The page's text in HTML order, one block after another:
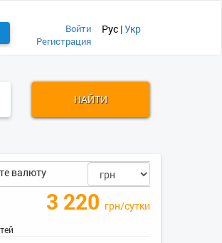
Войти
Регистрация
Рус |Укр
НАЙТИ
валюту
3 220 грн/сутки